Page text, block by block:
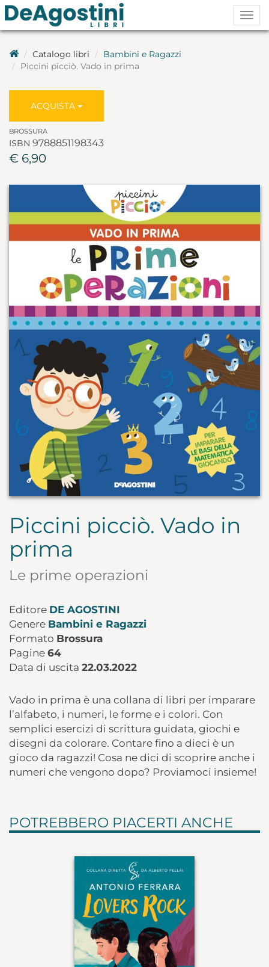
Catalogo libri
Bambini e Ragazzi
Piccini picciò. Vado in prima
ACQUISTA
BROSSURA
ISBN 9788851198343
€ 6,90
Piccini picciò. Vado in
prima
Le prime operazioni
Editore DE AGOSTINI
Genere Bambini e Ragazzi
Formato Brossura
Pagine 64
Data di uscita 22.03.2022
Vado in prima è una collana di libri per imparare
l’alfabeto, i numeri, le forme e i colori. Con
semplici esercizi di scrittura guidata, giochi e
disegni da colorare. Contare fino a dieci è un
gioco da ragazzi! Cosa ne dici di scoprire anche i
numeri che vengono dopo? Proviamoci insieme!
POTREBBERO PIACERTI ANCHE